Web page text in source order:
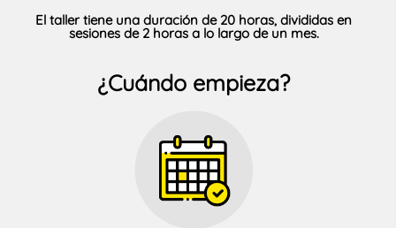
El taller tiene una duración de 20 horas, divididas en
sesiones de 2 horas a lo largo de un mes.
¿Cuándo empieza?